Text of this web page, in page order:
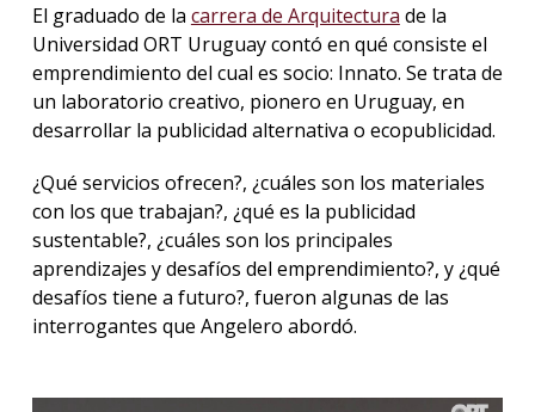
Blog
El graduado de la carrera de Arquitectura de la
Universidad ORT Uruguay contó en qué consiste el
emprendimiento del cual es socio: Innato. Se trata de
un laboratorio creativo, pionero en Uruguay, en
desarrollar la publicidad alternativa o ecopublicidad.
¿Qué servicios ofrecen?, ¿cuáles son los materiales
con los que trabajan?, ¿qué es la publicidad
sustentable?, ¿cuáles son los principales
aprendizajes y desafíos del emprendimiento?, y ¿qué
desafíos tiene a futuro?, fueron algunas de las
interrogantes que Angelero abordó.